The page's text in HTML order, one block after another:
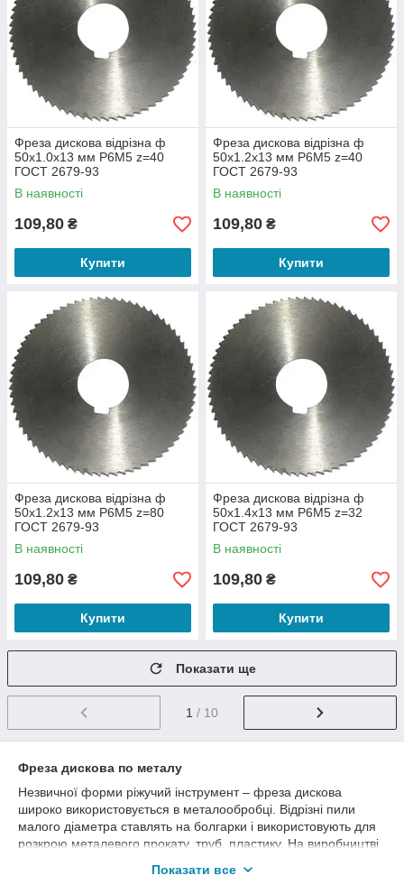
Фреза дискова відрізна ф
50х1.0х13 мм Р6М5 z=40
ГОСТ 2679-93
В наявності
109,80 ₴
Купити
Фреза дискова відрізна ф
50х1.2х13 мм Р6М5 z=40
ГОСТ 2679-93
В наявності
109,80 ₴
Купити
Фреза дискова відрізна ф
50х1.2х13 мм Р6М5 z=80
ГОСТ 2679-93
В наявності
109,80 ₴
Купити
Фреза дискова відрізна ф
50х1.4х13 мм Р6М5 z=32
ГОСТ 2679-93
В наявності
109,80 ₴
Купити
Показати ще
1 / 10
Фреза дискова по металу
Незвичної форми ріжучий інструмент – фреза дискова
широко використовується в металообробці. Відрізні пили
малого діаметра ставлять на болгарки і використовують для
розкрою металевого прокату, труб, пластику. На виробництві
прорізають пази і шліци. Величезні пили діаметром більше
Показати все